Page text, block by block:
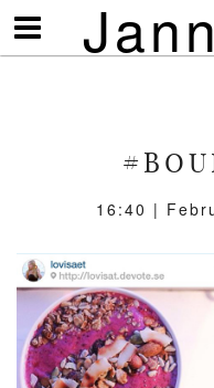
Visa/göm
meny
16:40 |